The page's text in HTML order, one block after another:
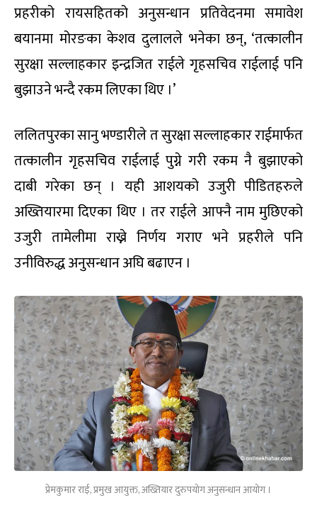
प्रहरीको रायसहितको अनुसन्धान प्रतिवेदनमा समावेश
बयानमा मोरङका केशव दुलालले भनेका छन्, ‘तत्कालीन
सुरक्षा सल्लाहकार इन्द्रजित राईले गृहसचिव राईलाई पनि
बुझाउने भन्दै रकम लिएका थिए ।’
ललितपुरका सानु भण्डारीले त सुरक्षा सल्लाहकार राईमार्फत
तत्कालीन गृहसचिव राईलाई पुग्ने गरी रकम नै बुझाएको
दाबी गरेका छन् । यही आशयको उजुरी पीडितहरुले
अख्तियारमा दिएका थिए । तर राईले आफ्नै नाम मुछिएको
उजुरी तामेलीमा राख्ने निर्णय गराए भने प्रहरीले पनि
उनीविरुद्ध अनुसन्धान अघि बढाएन ।
प्रेमकुमार राई, प्रमुख आयुक्त, अख्तियार दुरुपयोग अनुसन्धान आयोग ।